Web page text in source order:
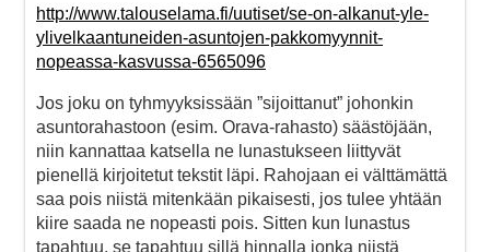
http://www.talouselama.fi/uutiset/se-on-alkanut-yle-
ylivelkaantuneiden-asuntojen-pakkomyynnit-
nopeassa-kasvussa-6565096
Jos joku on tyhmyyksissään ”sijoittanut” johonkin
asuntorahastoon (esim. Orava-rahasto) säästöjään,
niin kannattaa katsella ne lunastukseen liittyvät
pienellä kirjoitetut tekstit läpi. Rahojaan ei välttämättä
saa pois niistä mitenkään pikaisesti, jos tulee yhtään
kiire saada ne nopeasti pois. Sitten kun lunastus
tapahtuu, se tapahtuu sillä hinnalla jonka niistä